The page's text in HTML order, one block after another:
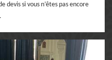
devis si vous n’êtes pas encore